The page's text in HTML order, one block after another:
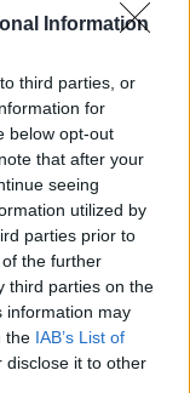
Information
third parties, or
for
below opt-out
that after your
seeing
utilized by
parties prior to
the further
third parties on the
information may
the IAB’s List of
disclose it to other